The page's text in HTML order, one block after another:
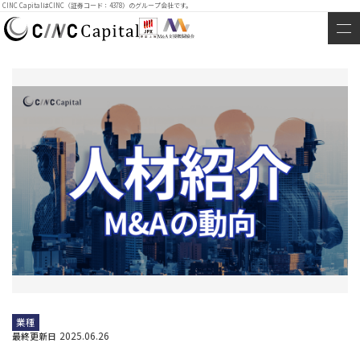
CINC CapitalはCINC（証券コード：4378）のグループ会社です。
業種
最終更新日 2025.06.26